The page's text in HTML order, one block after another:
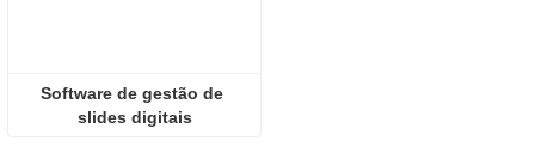
Software de gestão de
slides digitais